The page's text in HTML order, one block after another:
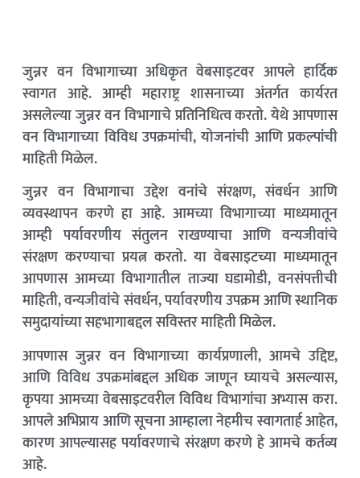
जुन्नर वन विभागाच्या अधिकृत वेबसाइटवर आपले हार्दिक
स्वागत आहे. आम्ही महाराष्ट्र शासनाच्या अंतर्गत कार्यरत
असलेल्या जुन्नर वन विभागाचे प्रतिनिधित्व करतो. येथे आपणास
वन विभागाच्या विविध उपक्रमांची, योजनांची आणि प्रकल्पांची
माहिती मिळेल.
जुन्नर वन विभागाचा उद्देश वनांचे संरक्षण, संवर्धन आणि
व्यवस्थापन करणे हा आहे. आमच्या विभागाच्या माध्यमातून
आम्ही पर्यावरणीय संतुलन राखण्याचा आणि वन्यजीवांचे
संरक्षण करण्याचा प्रयत्न करतो. या वेबसाइटच्या माध्यमातून
आपणास आमच्या विभागातील ताज्या घडामोडी, वनसंपत्तीची
माहिती, वन्यजीवांचे संवर्धन, पर्यावरणीय उपक्रम आणि स्थानिक
समुदायांच्या सहभागाबद्दल सविस्तर माहिती मिळेल.
आपणास जुन्नर वन विभागाच्या कार्यप्रणाली, आमचे उद्दिष्ट,
आणि विविध उपक्रमांबद्दल अधिक जाणून घ्यायचे असल्यास,
कृपया आमच्या वेबसाइटवरील विविध विभागांचा अभ्यास करा.
आपले अभिप्राय आणि सूचना आम्हाला नेहमीच स्वागतार्ह आहेत,
कारण आपल्यासह पर्यावरणाचे संरक्षण करणे हे आमचे कर्तव्य
आहे.